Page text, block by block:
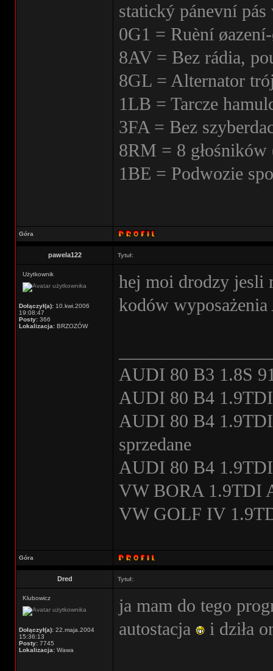
statický pánevní
0G1 = Ruèní
8AV = Bez rádia,
8GL = Alternator
1LB = Tarcze
3FA = Bez
8RM = 8 głośników
1BE = Podwozie
Góra
pawela122 Tytuł:
Użytkownik
Dołączył(a): 10.kwi.2006
19:08:47
Posty: 366
Lokalizacja: BRZOZÓW
hej moi drodzy jesli
kodów
AUDI 80 B3 1.8S
AUDI 80 B4
AUDI 80 B4 1.9TDI
sprzedane
AUDI 80 B4
VW BORA 1.9TDI
VW GOLF IV
Góra
Dred Tytuł:
Klubowicz
Dołączył(a): 22.maja.2004
15:36:13
Posty: 7745
Lokalizacja: Wawa
ja mam do tego
autostacja
i dziła